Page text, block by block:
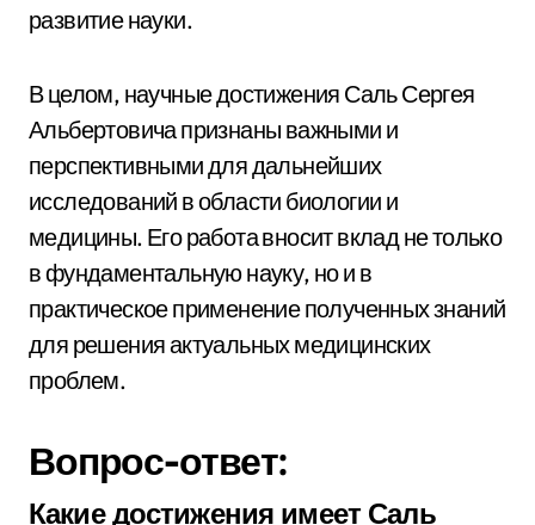
развитие науки.
В целом, научные достижения Саль Сергея
Альбертовича признаны важными и
перспективными для дальнейших
исследований в области биологии и
медицины. Его работа вносит вклад не только
в фундаментальную науку, но и в
практическое применение полученных знаний
для решения актуальных медицинских
проблем.
Вопрос-ответ:
Какие достижения имеет Саль